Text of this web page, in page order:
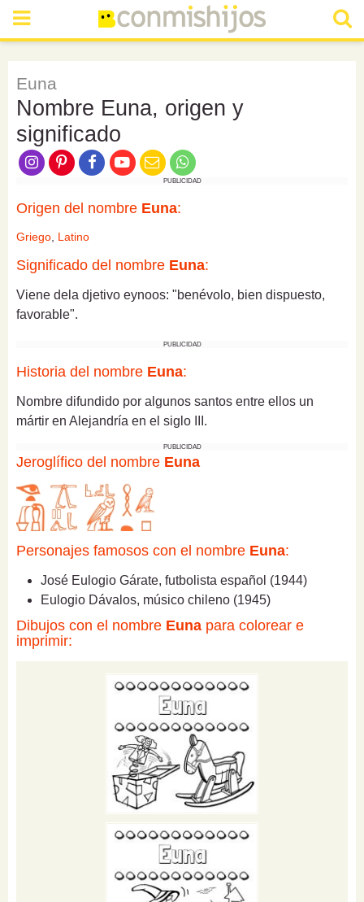
Euna
Nombre Euna, origen y
significado
PUBLICIDAD
Origen del nombre Euna:
Griego, Latino
Significado del nombre Euna:
Viene dela djetivo eynoos: "benévolo, bien dispuesto,
favorable".
PUBLICIDAD
Historia del nombre Euna:
Nombre difundido por algunos santos entre ellos un
mártir en Alejandría en el siglo III.
PUBLICIDAD
Jeroglífico del nombre Euna
Personajes famosos con el nombre Euna:
José Eulogio Gárate, futbolista español (1944)
Eulogio Dávalos, músico chileno (1945)
Dibujos con el nombre Euna para colorear e
imprimir: